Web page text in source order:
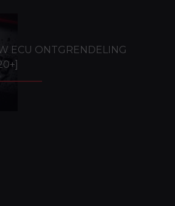
ECU ONTGRENDELING